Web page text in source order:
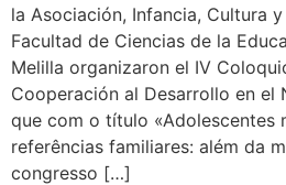
la Asociación, Infancia, Cultura
Facultad de Ciencias de la
Melilla organizaron el IV
Cooperación al Desarrollo en el
que com o título «Adolescentes
referências familiares: além da
congresso […]